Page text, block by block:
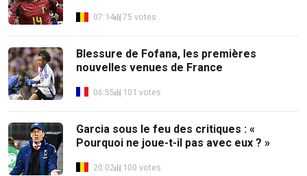
07:14 75 votes
Blessure de Fofana, les premières
nouvelles venues de France
06:55 101 votes
Garcia sous le feu des critiques : «
Pourquoi ne joue-t-il pas avec eux ? »
20:02 100 votes